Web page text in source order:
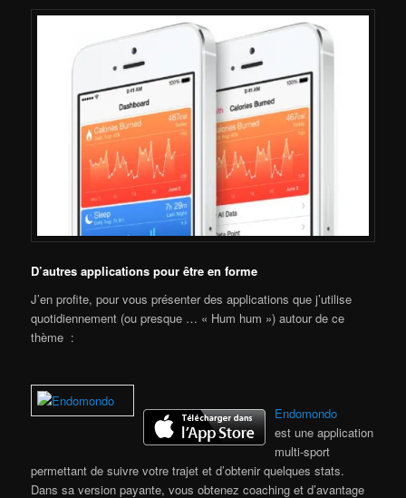
D’autres applications pour être en forme
J’en profite, pour vous présenter des applications que j’utilise
quotidiennement (ou presque … « Hum hum ») autour de ce
thème :
Endomondo
est une application
multi-sport
permettant de suivre votre trajet et d’obtenir quelques stats.
Dans sa version payante, vous obtenez coaching et d’avantage